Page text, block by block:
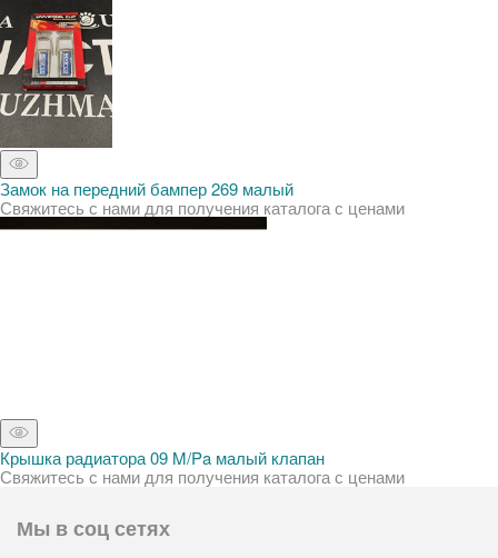
Замок на передний бампер 269 малый
Свяжитесь с нами для получения каталога с ценами
Крышка радиатора 09 M/Pa малый клапан
Свяжитесь с нами для получения каталога с ценами
Мы в соц сетях